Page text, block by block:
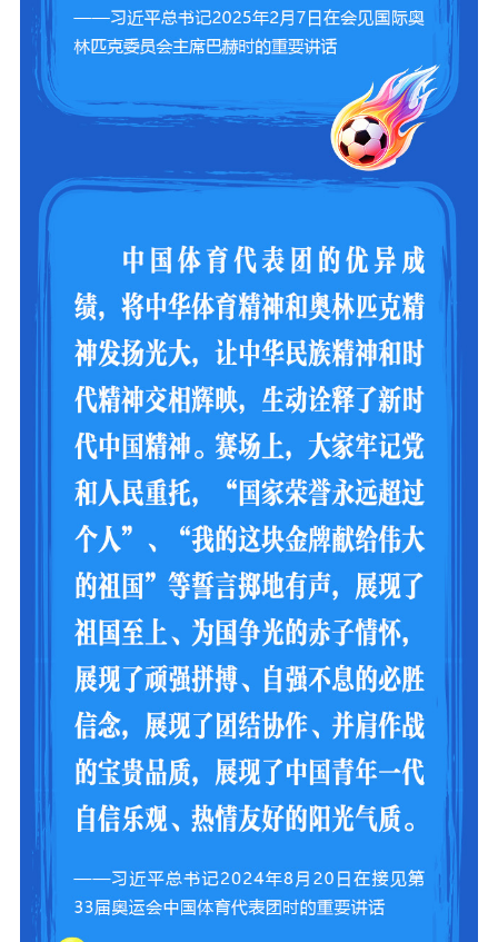
紫金人才 职称评审
公共服务
提升资源库
新闻出版
政务服务
作品著作权
登记服务
科研创新
服务管理平台
管理平台
服务管理
文化产业
统计分析
数字出版
审读服务
新闻发布工作备
案管理系统
电影
服务
理论宣讲
共建共享平台
政工继续教育学
习平台
责任编辑注册
业务申报系统